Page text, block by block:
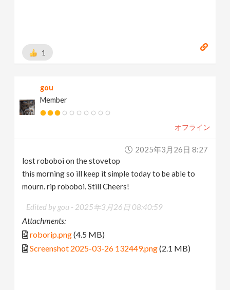
1
gou
Member
オフライン
2025年3月26日 8:27
lost roboboi on the stovetop
this morning so ill keep it simple today to be able to
mourn. rip roboboi. Still Cheers!
Edited by gou - 2025年3月26日 08:40:59
Attachments:
roborip.png(4.5 MB)
Screenshot 2025-03-26 132449.png(2.1 MB)